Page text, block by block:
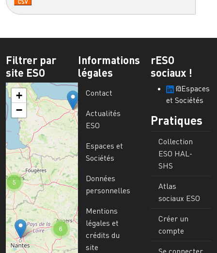
Filtrer par
site ESO
6
5
+
−
Informations
légales
Contact
Actualités
ESO
Espaces et
Sociétés
Données
personnelles
Mentions
légales et
crédits du
site
rESO
sociaux !
@Espaces
et Sociétés
Pratiques
Collection
ESO HAL-
SHS
Atlas
sociaux ESO
Créer un
compte
Se connecter